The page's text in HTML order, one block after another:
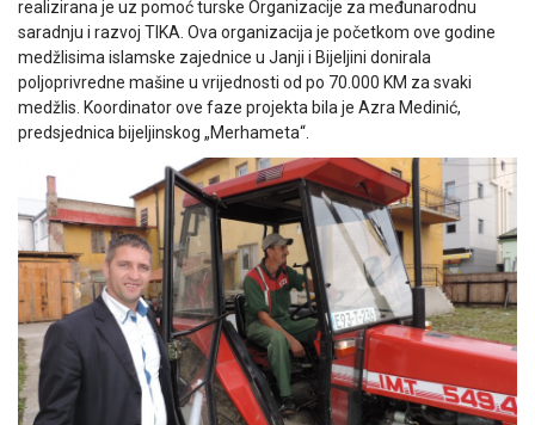
realizirana je uz pomoć turske Organizacije za međunarodnu
saradnju i razvoj TIKA. Ova organizacija je početkom ove godine
medžlisima islamske zajednice u Janji i Bijeljini donirala
poljoprivredne mašine u vrijednosti od po 70.000 KM za svaki
medžlis. Koordinator ove faze projekta bila je Azra Medinić,
predsjednica bijeljinskog „Merhameta“.